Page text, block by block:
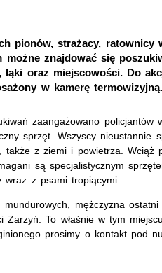
pionów, strażacy, ratownicy
znajdować się
oraz miejscowości. Do
w kamerę termowizyjną.
zaangażowano policjantów
sprzęt. Wszyscy nieustannie
także z ziemi i powietrza. Wciąż
są specjalistycznym
wraz z psami tropiącymi.
mundurowych, mężczyzna
To właśnie w tym
prosimy o kontakt pod